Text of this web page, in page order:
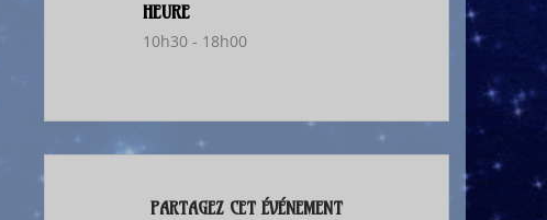
HEURE
10h30 - 18h00
PARTAGEZ CET ÉVÉNEMENT